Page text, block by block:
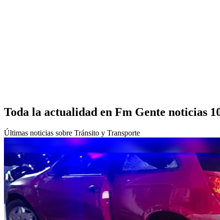
Toda la actualidad en Fm Gente noticias
Últimas noticias sobre Tránsito y Transporte